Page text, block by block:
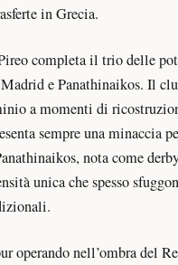
in Grecia.
completa il trio delle
e Panathinaikos. Il
a momenti di
sempre una minaccia
nota come
unica che spesso
operando nell’ombra del